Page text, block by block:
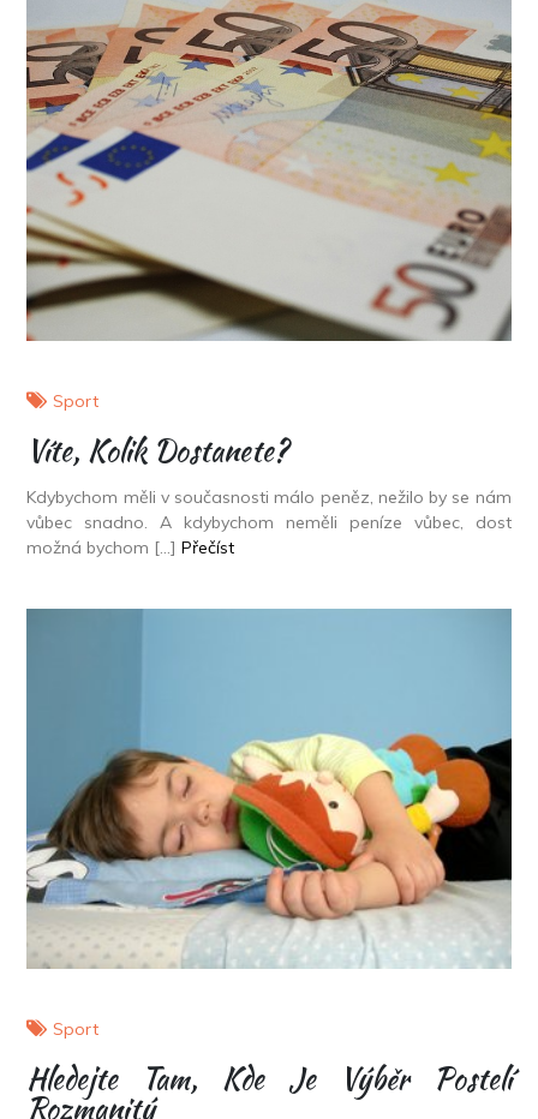
Sport
Víte, Kolik Dostanete?
Kdybychom měli v současnosti málo peněz, nežilo by se nám
vůbec snadno. A kdybychom neměli peníze vůbec, dost
možná bychom […] Přečíst
Sport
Hledejte Tam, Kde Je Výběr Postelí
Rozmanitý